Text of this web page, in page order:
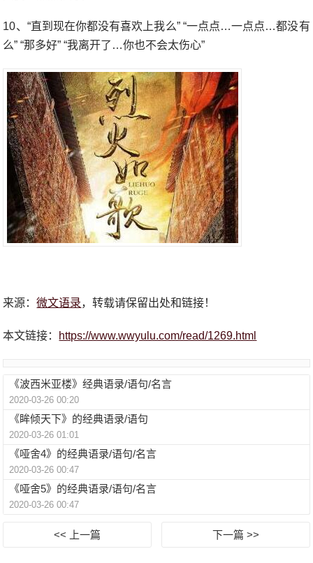
10、“直到现在你都没有喜欢上我么” “一点点…一点点…都没有
么” “那多好” “我离开了…你也不会太伤心”
来源：微文语录，转载请保留出处和链接！
本文链接： https://www.wwyulu.com/read/1269.html
《波西米亚楼》经典语录/语句/名言
2020-03-26 00:20
《眸倾天下》的经典语录/语句
2020-03-26 01:01
《哑舍4》的经典语录/语句/名言
2020-03-26 00:47
《哑舍5》的经典语录/语句/名言
2020-03-26 00:47
<< 上一篇 下一篇 >>